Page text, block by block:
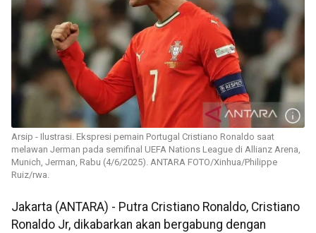
Arsip - Ilustrasi. Ekspresi pemain Portugal Cristiano Ronaldo saat
melawan Jerman pada semifinal UEFA Nations League di Allianz Arena,
Munich, Jerman, Rabu (4/6/2025). ANTARA FOTO/Xinhua/Philippe
Ruiz/rwa.
Jakarta (ANTARA) - Putra Cristiano Ronaldo, Cristiano
Ronaldo Jr, dikabarkan akan bergabung dengan